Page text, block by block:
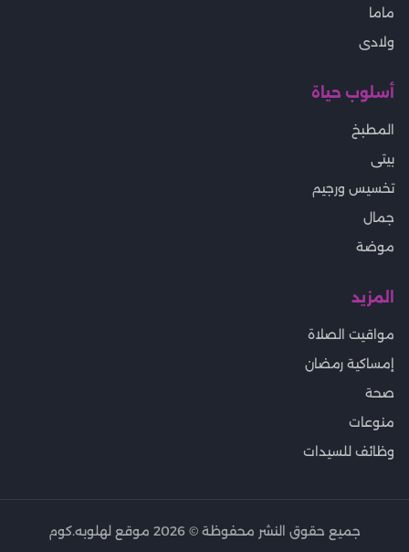
ماما
ولادى
أسلوب حياة
المطبخ
بيتى
تخسيس ورجيم
جمال
موضة
المزيد
مواقيت الصلاة
إمساكية رمضان
صحة
منوعات
وظائف للسيدات
جميع حقوق النشر محفوظة © 2026 موقع لهلوبه.كوم